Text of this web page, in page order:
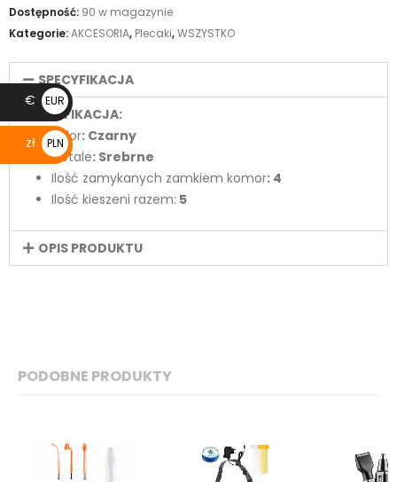
Dostępność: 90 w magazynie
Kategorie:AKCESORIA, Plecaki,WSZYSTKO
SPECYFIKACJA
SPECYFIKACJA:
Kolor: Czarny
Detale: Srebrne
Ilość zamykanych zamkiem komor: 4
Ilość kieszeni razem: 5
OPIS PRODUKTU
PODOBNE PRODUKTY
€
EUR
€
zł
PLN
zł